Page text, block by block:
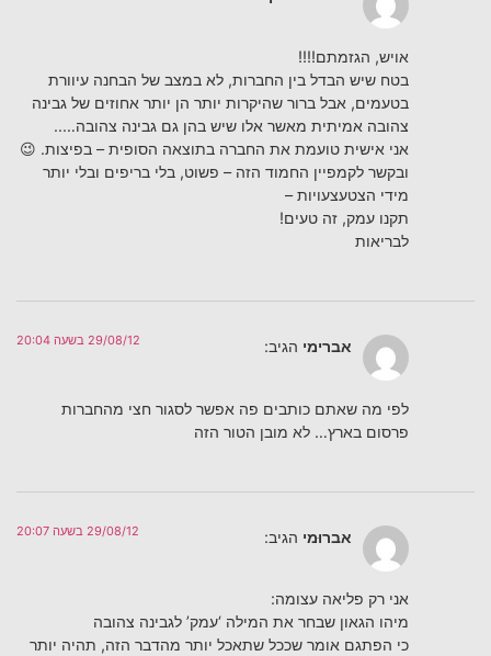
אויש, הגזמתם!!!!
בטח שיש הבדל בין החברות, לא במצב של הבחנה עיוורת
בטעמים, אבל ברור שהיקרות יותר הן יותר אחוזים של גבינה
צהובה אמיתית מאשר אלו שיש בהן גם גבינה צהובה…..
אני אישית טועמת את החברה בתוצאה הסופית – בפיצות. 😉
ובקשר לקמפיין החמוד הזה – פשוט, בלי בריפים ובלי יותר
מידי הצטעצעויות –
תקנו עמק, זה טעים!
לבריאות
אברימי הגיב: 29/08/12 בשעה 20:04
לפי מה שאתם כותבים פה אפשר לסגור חצי מהחברות
פרסום בארץ… לא מובן הטור הזה
אברוּמי הגיב: 29/08/12 בשעה 20:07
אני רק פליאה עצומה:
מיהו הגאון שבחר את המילה ‘עמק’ לגבינה צהובה
כי הפתגם אומר שככל שתאכל יותר מהדבר הזה, תהיה יותר